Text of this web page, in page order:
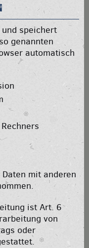
speichert
genannten
automatisch
mit anderen
ist Art. 6
von
oder